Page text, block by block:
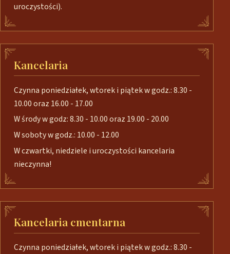
uroczystości).
Kancelaria
Czynna poniedziałek, wtorek i piątek w godz.: 8.30 -
10.00 oraz 16.00 - 17.00
W środy w godz: 8.30 - 10.00 oraz 19.00 - 20.00
W soboty w godz.: 10.00 - 12.00
W czwartki, niedziele i uroczystości kancelaria
nieczynna!
Kancelaria cmentarna
Czynna poniedziałek, wtorek i piątek w godz.: 8.30 -